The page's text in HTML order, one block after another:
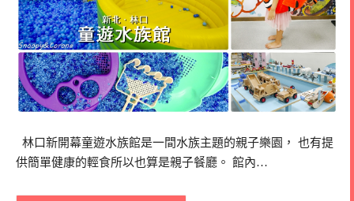
林口新開幕童遊水族館是一間水族主題的親子樂園， 也有提
供簡單健康的輕食所以也算是親子餐廳。 館內…